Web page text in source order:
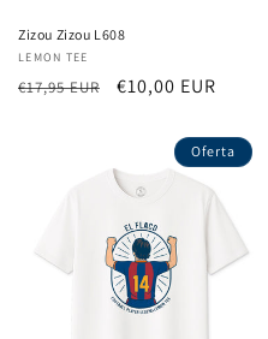
Zizou Zizou L608
Proveedor:
LEMON TEE
Precio
€17,95 EUR
Precio
€10,00 EUR
Oferta